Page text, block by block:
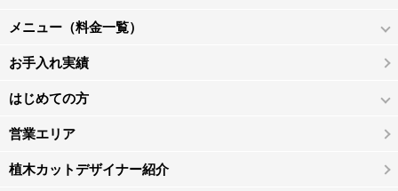
メニュー（料金一覧）
お手入れ実績
はじめての方
営業エリア
植木カットデザイナー紹介